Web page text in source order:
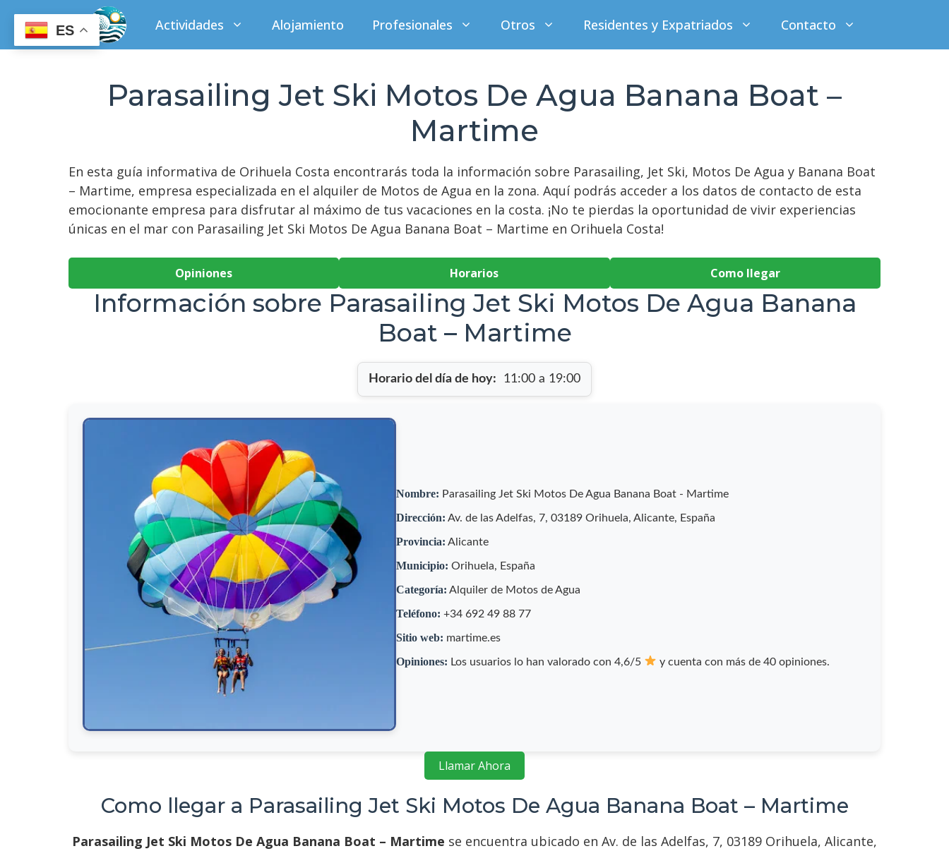
contenido
Actividades Alojamiento Profesionales Otros Residentes y Expatriados Contacto
Parasailing Jet Ski Motos De Agua Banana Boat –
Martime
En esta guía informativa de Orihuela Costa encontrarás toda la información sobre Parasailing, Jet Ski, Motos De Agua y Banana Boat
– Martime, empresa especializada en el alquiler de Motos de Agua en la zona. Aquí podrás acceder a los datos de contacto de esta
emocionante empresa para disfrutar al máximo de tus vacaciones en la costa. ¡No te pierdas la oportunidad de vivir experiencias
únicas en el mar con Parasailing Jet Ski Motos De Agua Banana Boat – Martime en Orihuela Costa!
Opiniones Horarios Como llegar
Información sobre Parasailing Jet Ski Motos De Agua Banana
Boat – Martime
Horario del día de hoy: 11:00 a 19:00
Nombre: Parasailing Jet Ski Motos De Agua Banana Boat - Martime
Dirección: Av. de las Adelfas, 7, 03189 Orihuela, Alicante, España
Provincia: Alicante
Municipio: Orihuela, España
Categoría: Alquiler de Motos de Agua
Teléfono: +34 692 49 88 77
Sitio web: martime.es
Opiniones: Los usuarios lo han valorado con 4,6/5 y cuenta con más de 40 opiniones.
Llamar Ahora
Como llegar a Parasailing Jet Ski Motos De Agua Banana Boat – Martime
Parasailing Jet Ski Motos De Agua Banana Boat – Martime se encuentra ubicado en Av. de las Adelfas, 7, 03189 Orihuela, Alicante,
ES